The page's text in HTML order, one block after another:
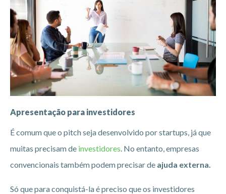
Apresentação para investidores
É comum que o pitch seja desenvolvido por startups, já que
muitas precisam de investidores. No entanto, empresas
convencionais também podem precisar de ajuda externa.
Só que para conquistá-la é preciso que os investidores